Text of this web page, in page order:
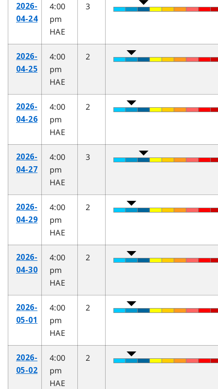
2026-
04-24
4:00
pm
HAE
3
2026-
04-25
4:00
pm
HAE
2
2026-
04-26
4:00
pm
HAE
2
2026-
04-27
4:00
pm
HAE
3
2026-
04-29
4:00
pm
HAE
2
2026-
04-30
4:00
pm
HAE
2
2026-
05-01
4:00
pm
HAE
2
2026-
05-02
4:00
pm
HAE
2